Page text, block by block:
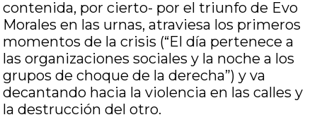
contenida, por cierto- por el triunfo de Evo
Morales en las urnas, atraviesa los primeros
momentos de la crisis (“El día pertenece a
las organizaciones sociales y la noche a los
grupos de choque de la derecha”) y va
decantando hacia la violencia en las calles y
la destrucción del otro.